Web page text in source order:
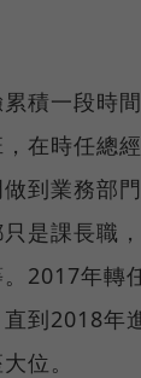
積一段時
在時任總
到業務部
是課長職
2017年轉
到2018年
位。